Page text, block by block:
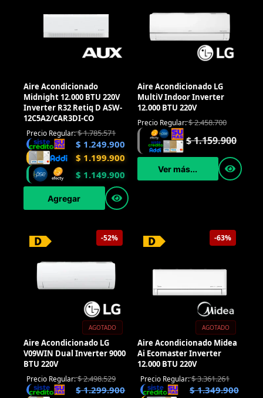
Aire Acondicionado
Midnight 12.000 BTU 220V
Inverter R32 Retiq D ASW-
12C5A2/CAR3DI-CO
Precio Regular:$1.785.571
$ 1.249.900
$ 1.199.900
$ 1.149.900
Agregar
Aire Acondicionado LG
MultiV Indoor Inverter
12.000 BTU 220V
Precio Regular:$2.458.700
$1.159.900
Ver más...
-52%
AGOTADO
Aire Acondicionado LG
V09WIN Dual Inverter 9000
BTU 220V
Precio Regular:$2.498.529
$1.299.900
-63%
AGOTADO
Aire Acondicionado Midea
Ai Ecomaster Inverter
12.000 BTU 220V
Precio Regular:$3.361.261
$1.349.900